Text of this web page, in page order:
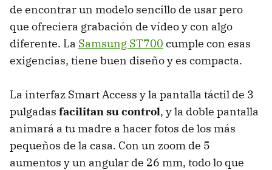
de encontrar un modelo sencillo de usar pero
que ofreciera grabación de vídeo y con algo
diferente. La Samsung ST700 cumple con esas
exigencias, tiene buen diseño y es compacta.
La interfaz Smart Access y la pantalla táctil de 3
pulgadas facilitan su control, y la doble pantalla
animará a tu madre a hacer fotos de los más
pequeños de la casa. Con un zoom de 5
aumentos y un angular de 26 mm, todo lo que